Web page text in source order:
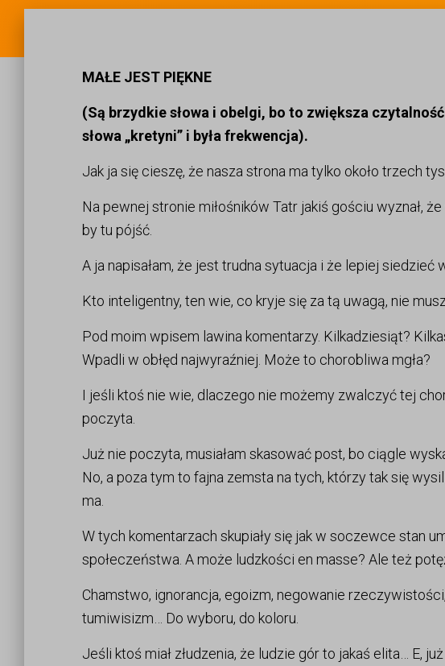
MAŁE JEST PIĘKNE
(Są brzydkie słowa i obelgi, bo to zwiększa
słowa „kretyni” i była frekwencja).
Jak ja się cieszę, że nasza strona ma tylko około trzech
Na pewnej stronie miłośników Tatr jakiś gościu wyznał,
by tu pójść.
A ja napisałam, że jest trudna sytuacja i że lepiej siedzieć
Kto inteligentny, ten wie, co kryje się za tą uwagą, nie
Pod moim wpisem lawina komentarzy. Kilkadziesiąt?
Wpadli w obłęd najwyraźniej. Może to chorobliwa mgła?
I jeśli ktoś nie wie, dlaczego nie możemy zwalczyć tej
poczyta.
Już nie poczyta, musiałam skasować post, bo ciągle
No, a poza tym to fajna zemsta na tych, którzy tak się
ma.
W tych komentarzach skupiały się jak w soczewce stan
społeczeństwa. A może ludzkości en masse? Ale też
Chamstwo, ignorancja, egoizm, negowanie
tumiwisizm… Do wyboru, do koloru.
Jeśli ktoś miał złudzenia, że ludzie gór to jakaś elita… E,